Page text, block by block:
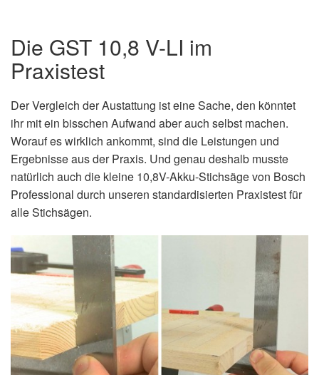
Die GST 10,8 V-LI im
Praxistest
Der Vergleich der Austattung ist eine Sache, den könntet
ihr mit ein bisschen Aufwand aber auch selbst machen.
Worauf es wirklich ankommt, sind die Leistungen und
Ergebnisse aus der Praxis. Und genau deshalb musste
natürlich auch die kleine 10,8V-Akku-Stichsäge von Bosch
Professional durch unseren standardisierten Praxistest für
alle Stichsägen.